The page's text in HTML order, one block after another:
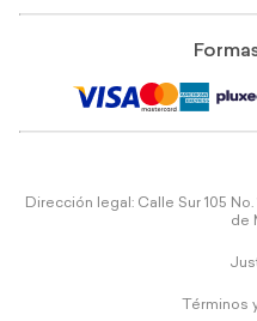
Dirección legal: Calle Sur 105
de
Términos